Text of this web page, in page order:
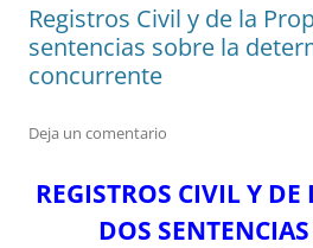
Registros Civil y de la
sentencias sobre la
concurrente
Deja un comentario
REGISTROS CIVIL Y
DOS